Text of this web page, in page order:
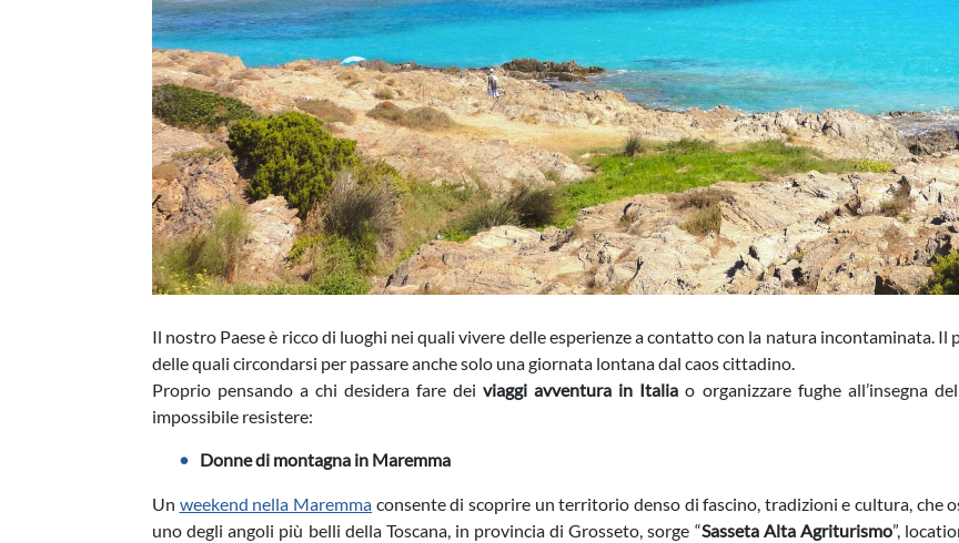
Il nostro Paese è ricco di luoghi nei quali vivere delle esperienze a contatto con la natura incontaminata.
delle quali circondarsi per passare anche solo una giornata lontana dal caos cittadino.
Proprio pensando a chi desidera fare deiviaggi avventura in Italia o organizzare fughe all’insegna
impossibile resistere:
Donne di montagna in Maremma
Un weekend nella Maremmaconsente di scoprire un territorio denso di fascino, tradizioni e cultura, che
uno degli angoli più belli della Toscana, in provincia di Grosseto, sorge “Sasseta Alta Agriturismo”,